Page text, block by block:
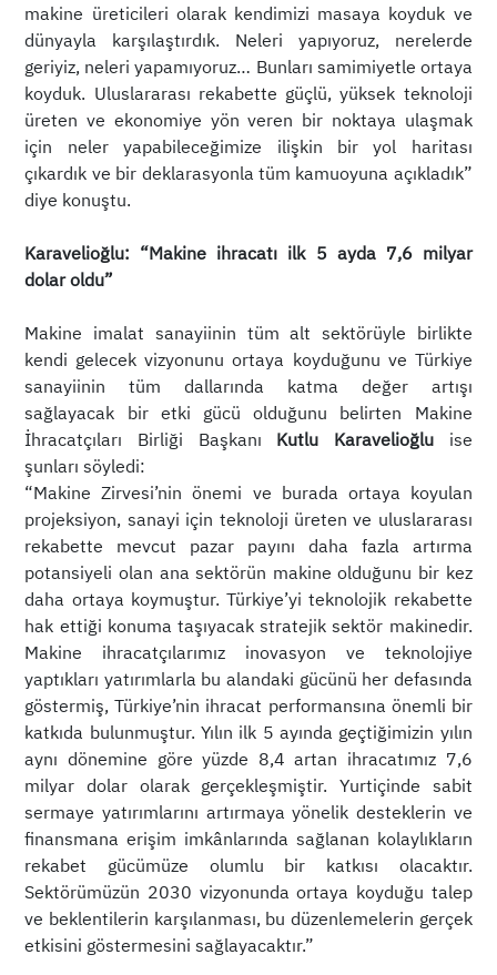
makine üreticileri olarak kendimizi masaya koyduk ve
dünyayla karşılaştırdık. Neleri yapıyoruz, nerelerde
geriyiz, neleri yapamıyoruz… Bunları samimiyetle ortaya
koyduk. Uluslararası rekabette güçlü, yüksek teknoloji
üreten ve ekonomiye yön veren bir noktaya ulaşmak
için neler yapabileceğimize ilişkin bir yol haritası
çıkardık ve bir deklarasyonla tüm kamuoyuna açıkladık”
diye konuştu.
Karavelioğlu: “Makine ihracatı ilk 5 ayda 7,6 milyar
dolar oldu”
Makine imalat sanayiinin tüm alt sektörüyle birlikte
kendi gelecek vizyonunu ortaya koyduğunu ve Türkiye
sanayiinin tüm dallarında katma değer artışı
sağlayacak bir etki gücü olduğunu belirten Makine
İhracatçıları Birliği Başkanı Kutlu Karavelioğluise
şunları söyledi:
“Makine Zirvesi’nin önemi ve burada ortaya koyulan
projeksiyon, sanayi için teknoloji üreten ve uluslararası
rekabette mevcut pazar payını daha fazla artırma
potansiyeli olan ana sektörün makine olduğunu bir kez
daha ortaya koymuştur. Türkiye’yi teknolojik rekabette
hak ettiği konuma taşıyacak stratejik sektör makinedir.
Makine ihracatçılarımız inovasyon ve teknolojiye
yaptıkları yatırımlarla bu alandaki gücünü her defasında
göstermiş, Türkiye’nin ihracat performansına önemli bir
katkıda bulunmuştur. Yılın ilk 5 ayında geçtiğimizin yılın
aynı dönemine göre yüzde 8,4 artan ihracatımız 7,6
milyar dolar olarak gerçekleşmiştir. Yurtiçinde sabit
sermaye yatırımlarını artırmaya yönelik desteklerin ve
finansmana erişim imkânlarında sağlanan kolaylıkların
rekabet gücümüze olumlu bir katkısı olacaktır.
Sektörümüzün 2030 vizyonunda ortaya koyduğu talep
ve beklentilerin karşılanması, bu düzenlemelerin gerçek
etkisini göstermesini sağlayacaktır.”